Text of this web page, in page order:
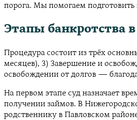
порога. Мы помогаем подготовить
Этапы банкротства
Процедура состоит из трёх
месяцев), 3) Завершение и
освобождении от долгов —
На первом этапе суд назначает
получении займов. В
родственнику в Павловском